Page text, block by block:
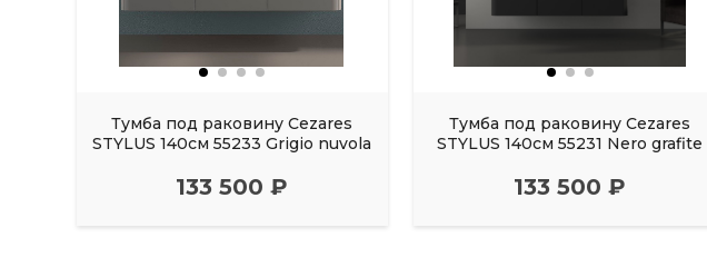
Тумба под раковину Cezares
STYLUS 140см 55233 Grigio nuvola
133 500 ₽
Тумба под раковину Cezares
STYLUS 140см 55231 Nero grafite
133 500 ₽